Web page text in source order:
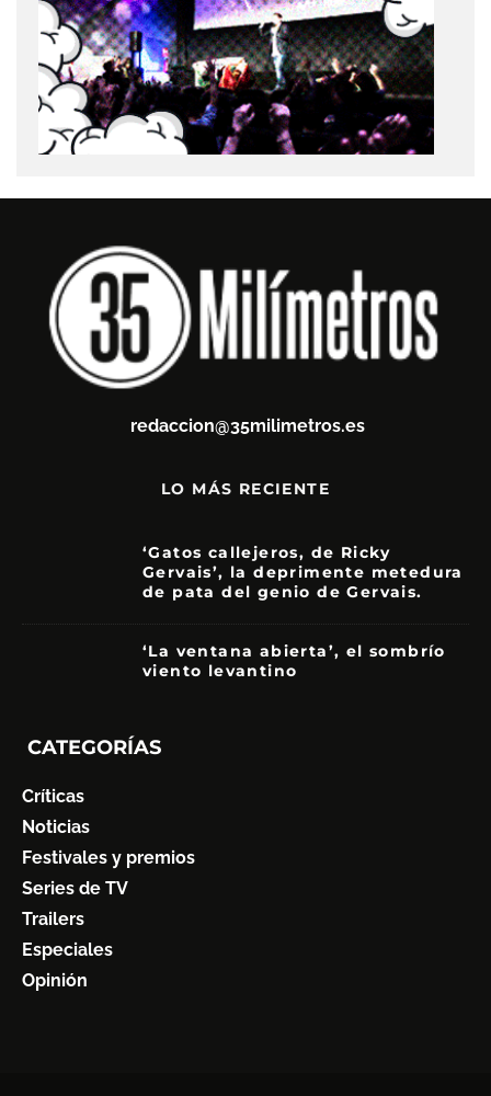
redaccion@35milimetros.es
LO MÁS RECIENTE
‘Gatos callejeros, de Ricky
Gervais’, la deprimente metedura
de pata del genio de Gervais.
‘La ventana abierta’, el sombrío
viento levantino
CATEGORÍAS
Críticas
Noticias
Festivales y premios
Series de TV
Trailers
Especiales
Opinión